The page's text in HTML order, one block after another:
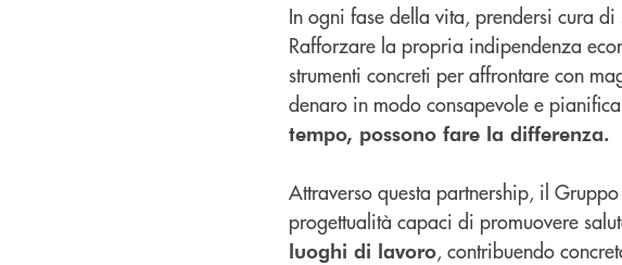
In ogni fase della vita, prendersi cura
Rafforzare la propria indipendenza
strumenti concreti per affrontare con
denaro in modo consapevole e
tempo, possono fare la differenza.
Attraverso questa partnership, il
progettualità capaci di promuovere
luoghi di lavoro, contribuendo